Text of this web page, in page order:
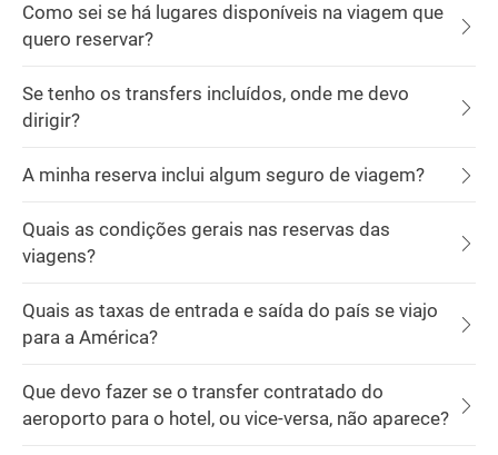
Como sei se há lugares disponíveis na viagem que
quero reservar?
Se tenho os transfers incluídos, onde me devo
dirigir?
A minha reserva inclui algum seguro de viagem?
Quais as condições gerais nas reservas das
viagens?
Quais as taxas de entrada e saída do país se viajo
para a América?
Que devo fazer se o transfer contratado do
aeroporto para o hotel, ou vice-versa, não aparece?